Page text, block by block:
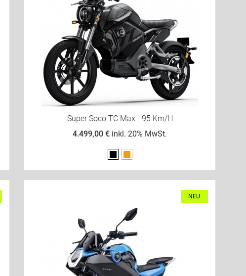
Super Soco TC Max - 95 Km/h
4.499,00 € inkl. 20% MwSt.
Schwarz
Orange
NEU